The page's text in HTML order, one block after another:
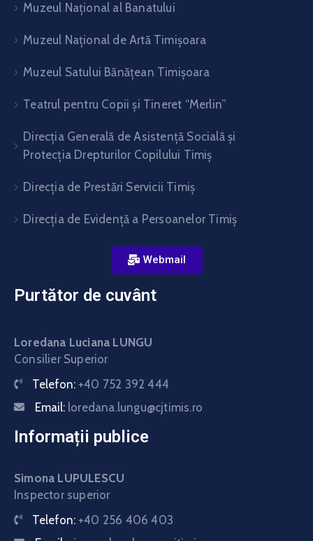
Muzeul Național al Banatului
Muzeul Național de Artă Timişoara
Muzeul Satului Bănăţean Timişoara
Teatrul pentru Copii şi Tineret “Merlin”
Direcția Generală de Asistență Socială și
Protecția Drepturilor Copilului Timiș
Direcţia de Prestări Servicii Timiş
Direcţia de Evidenţă a Persoanelor Timiş
Webmail
Purtător de cuvânt
Loredana Luciana LUNGU
Consilier Superior
Telefon: +40 752 392 444
Email: loredana.lungu@cjtimis.ro
Informații publice
Simona LUPULESCU
Inspector superior
Telefon: +40 256 406 403